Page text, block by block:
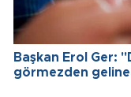
Başkan Erol Ger:
görmezden